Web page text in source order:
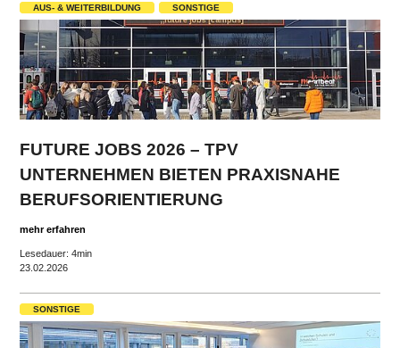
AUS- & WEITERBILDUNG SONSTIGE
FUTURE JOBS 2026 – TPV
UNTERNEHMEN BIETEN PRAXISNAHE
BERUFSORIENTIERUNG
mehr erfahren
Lesedauer: 4min
23.02.2026
SONSTIGE